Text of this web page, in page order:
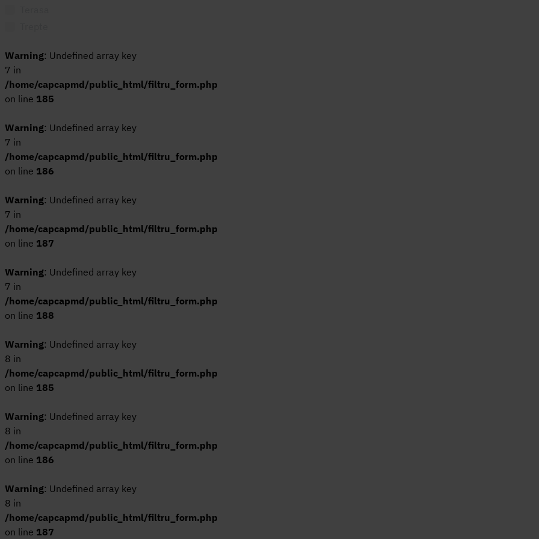
Coffe
Colorado
Columbia
Compact
Dahlia
DALKEY
Denise
Dolce Vita
Dolomite
Dorcia
Dreamy
Dual
Earth travertine
East
Eden
EREBOR
Essenza
Fabbrica
Factor
Fame
Fior di bosco
Fiori di bosco
Florence
20x120
20x20
22.3
22.3x22.3
22.5x119.5
22x25
23X120
23x150
24*151
300x100
33,3x100
33x120
33x33
40x80
45,2x45,2
45x120
45x90
50x120
59,6*150
59,6x150
59.6x120
5x25
5x40
Warning: Undefined array key
7 in
/home/capcapmd/public_html/filtru_form.php
on line 185
Warning: Undefined array key
7 in
/home/capcapmd/public_html/filtru_form.php
on line 186
Warning: Undefined array key
7 in
/home/capcapmd/public_html/filtru_form.php
on line 187
Warning: Undefined array key
7 in
/home/capcapmd/public_html/filtru_form.php
on line 188
Warning: Undefined array key
8 in
/home/capcapmd/public_html/filtru_form.php
on line 185
Warning: Undefined array key
8 in
/home/capcapmd/public_html/filtru_form.php
on line 186
Warning: Undefined array key
8 in
/home/capcapmd/public_html/filtru_form.php
on line 187